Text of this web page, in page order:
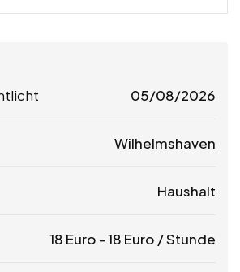
05/08/2026
Wilhelmshaven
Haushalt
18 Euro -18 Euro / Stunde